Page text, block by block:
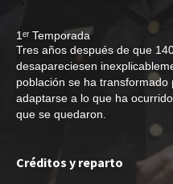
1ᵉʳ Temporada
Tres años después de que
desapareciesen
población se ha
adaptarse a lo que ha
que se quedaron.
Créditos y reparto